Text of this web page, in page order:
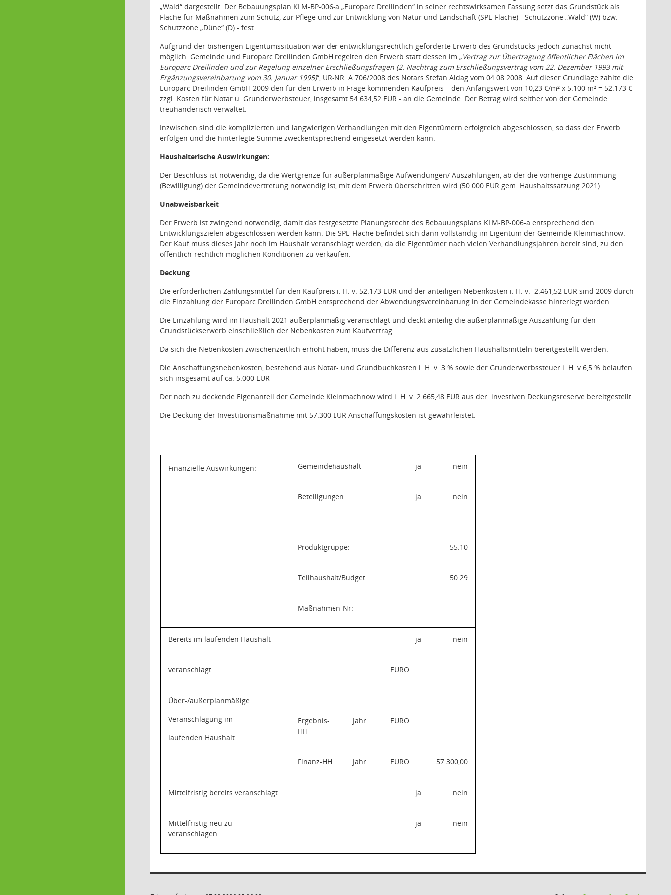
„Wald“ dargestellt. Der Bebauungsplan KLM-BP-006-a „Europarc Dreilinden“ in seiner rechtswirksamen Fassung setzt das Grundstück als
Fläche für Maßnahmen zum Schutz, zur Pflege und zur Entwicklung von Natur und Landschaft (SPE-Fläche) - Schutzzone „Wald“ (W) bzw.
Schutzzone „Düne“ (D) - fest.
Aufgrund der bisherigen Eigentumssituation war der entwicklungsrechtlich geforderte Erwerb des Grundstücks jedoch zunächst nicht
möglich. Gemeinde und Europarc Dreilinden GmbH regelten den Erwerb statt dessen im „Vertrag zur Übertragung öffentlicher Flächen im
Europarc Dreilinden und zur Regelung einzelner Erschließungsfragen (2. Nachtrag zum Erschließungsvertrag vom 22. Dezember 1993 mit
Ergänzungsvereinbarung vom 30. Januar 1995)“, UR-NR. A 706/2008 des Notars Stefan Aldag vom 04.08.2008. Auf dieser Grundlage zahlte die
Europarc Dreilinden GmbH 2009 den für den Erwerb in Frage kommenden Kaufpreis – den Anfangswert von 10,23 €/m² x 5.100 m² = 52.173 €
zzgl. Kosten für Notar u. Grunderwerbsteuer, insgesamt 54.634,52 EUR - an die Gemeinde. Der Betrag wird seither von der Gemeinde
treuhänderisch verwaltet.
Inzwischen sind die komplizierten und langwierigen Verhandlungen mit den Eigentümern erfolgreich abgeschlossen, so dass der Erwerb
erfolgen und die hinterlegte Summe zweckentsprechend eingesetzt werden kann.
Haushalterische Auswirkungen:
Der Beschluss ist notwendig, da die Wertgrenze für außerplanmäßige Aufwendungen/ Auszahlungen, ab der die vorherige Zustimmung
(Bewilligung) der Gemeindevertretung notwendig ist, mit dem Erwerb überschritten wird (50.000 EUR gem. Haushaltssatzung 2021).
Unabweisbarkeit
Der Erwerb ist zwingend notwendig, damit das festgesetzte Planungsrecht des Bebauungsplans KLM-BP-006-a entsprechend den
Entwicklungszielen abgeschlossen werden kann. Die SPE-Fläche befindet sich dann vollständig im Eigentum der Gemeinde Kleinmachnow.
Der Kauf muss dieses Jahr noch im Haushalt veranschlagt werden, da die Eigentümer nach vielen Verhandlungsjahren bereit sind, zu den
öffentlich-rechtlich möglichen Konditionen zu verkaufen.
Deckung
Die erforderlichen Zahlungsmittel für den Kaufpreis i. H. v. 52.173 EUR und der anteiligen Nebenkosten i. H. v. 2.461,52 EUR sind 2009 durch
die Einzahlung der Europarc Dreilinden GmbH entsprechend der Abwendungsvereinbarung in der Gemeindekasse hinterlegt worden.
Die Einzahlung wird im Haushalt 2021 außerplanmäßig veranschlagt und deckt anteilig die außerplanmäßige Auszahlung für den
Grundstückserwerb einschließlich der Nebenkosten zum Kaufvertrag.
Da sich die Nebenkosten zwischenzeitlich erhöht haben, muss die Differenz aus zusätzlichen Haushaltsmitteln bereitgestellt werden.
Die Anschaffungsnebenkosten, bestehend aus Notar- und Grundbuchkosten i. H. v. 3 % sowie der Grunderwerbssteuer i. H. v 6,5 % belaufen
sich insgesamt auf ca. 5.000 EUR
Der noch zu deckende Eigenanteil der Gemeinde Kleinmachnow wird i. H. v. 2.665,48 EUR aus der investiven Deckungsreserve bereitgestellt.
Die Deckung der Investitionsmaßnahme mit 57.300 EUR Anschaffungskosten ist gewährleistet.
Finanzielle Auswirkungen: Gemeindehaushalt ja nein
Beteiligungen ja nein
Produktgruppe: 55.10
Teilhaushalt/Budget: 50.29
Maßnahmen-Nr:
Bereits im laufenden Haushalt ja nein
veranschlagt: EURO:
Über-/außerplanmäßige
Veranschlagung im
laufenden Haushalt:
Ergebnis-
HH
Jahr EURO:
Finanz-HH Jahr EURO: 57.300,00
Mittelfristig bereits veranschlagt: ja nein
Mittelfristig neu zu
veranschlagen:
ja nein